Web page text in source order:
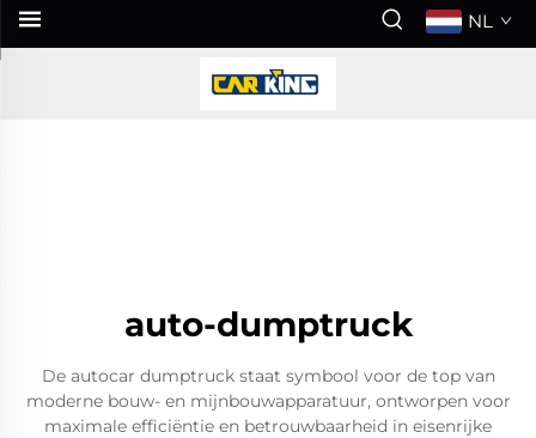
NL
auto-dumptruck
De autocar dumptruck staat symbool voor de top van
moderne bouw- en mijnbouwapparatuur, ontworpen voor
maximale efficiëntie en betrouwbaarheid in eisenrijke